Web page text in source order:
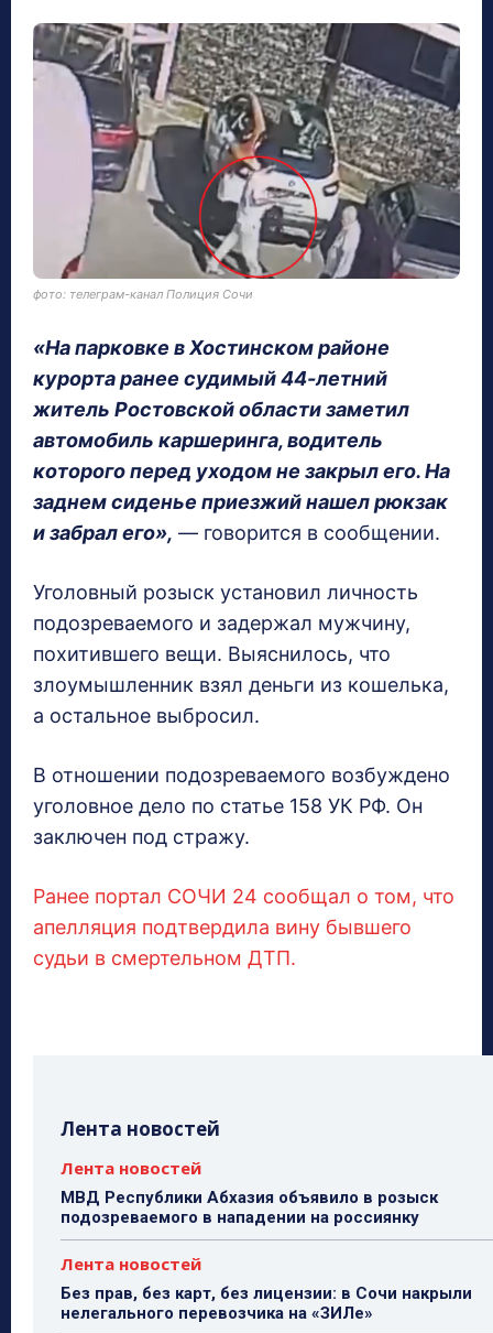
фото: телеграм-канал Полиция Сочи
«На парковке в Хостинском районе
курорта ранее судимый 44-летний
житель Ростовской области заметил
автомобиль каршеринга, водитель
которого перед уходом не закрыл его. На
заднем сиденье приезжий нашел рюкзак
и забрал его», — говорится в сообщении.
Уголовный розыск установил личность
подозреваемого и задержал мужчину,
похитившего вещи. Выяснилось, что
злоумышленник взял деньги из кошелька,
а остальное выбросил.
В отношении подозреваемого возбуждено
уголовное дело по статье 158 УК РФ. Он
заключен под стражу.
Ранее портал СОЧИ 24 сообщал о том, что
апелляция подтвердила вину бывшего
судьи в смертельном ДТП.
Лента новостей
Лента новостей
МВД Республики Абхазия объявило в розыск
подозреваемого в нападении на россиянку
Лента новостей
Без прав, без карт, без лицензии: в Сочи накрыли
нелегального перевозчика на «ЗИЛе»